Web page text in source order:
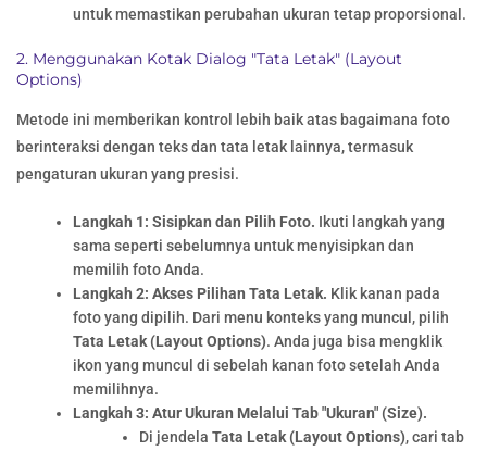
untuk memastikan perubahan ukuran tetap proporsional.
2. Menggunakan Kotak Dialog "Tata Letak" (Layout
Options)
Metode ini memberikan kontrol lebih baik atas bagaimana foto
berinteraksi dengan teks dan tata letak lainnya, termasuk
pengaturan ukuran yang presisi.
Langkah 1: Sisipkan dan Pilih Foto. Ikuti langkah yang
sama seperti sebelumnya untuk menyisipkan dan
memilih foto Anda.
Langkah 2: Akses Pilihan Tata Letak. Klik kanan pada
foto yang dipilih. Dari menu konteks yang muncul, pilih
Tata Letak (Layout Options). Anda juga bisa mengklik
ikon yang muncul di sebelah kanan foto setelah Anda
memilihnya.
Langkah 3: Atur Ukuran Melalui Tab "Ukuran" (Size).
Di jendelaTata Letak (Layout Options), cari tab